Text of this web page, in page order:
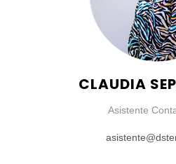
CLAUDIA
Asistente